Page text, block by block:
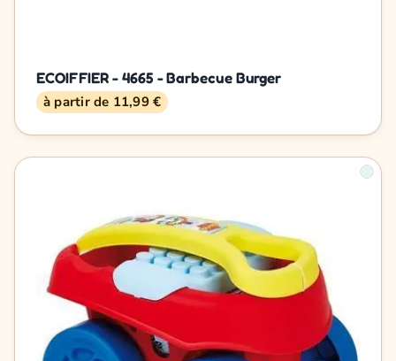
ECOIFFIER - 4665 - Barbecue Burger
à partir de 11,99 €